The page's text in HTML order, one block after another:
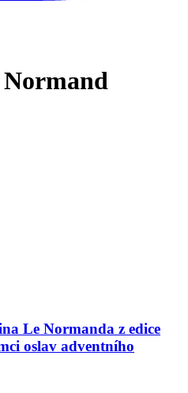
Le Normanda z edice
oslav adventního